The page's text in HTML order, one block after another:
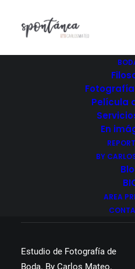
Película
En
BY
AREA
Home
¿HABLAMOS?
Estudio de Fotografía de
Boda. By Carlos Mateo.